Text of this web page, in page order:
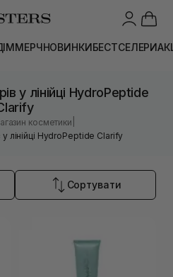
МЕРЧНОВИНКИБЕСТСЕЛЕРИ
у лінійці HydroPeptide
косметики
у лінійці HydroPeptide Clarify
Сортувати